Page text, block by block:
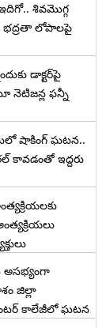
శివమొగ్గ
భద్రతా లోపాలపై
డాక్టర్‌పై
నెటిజన్ల ఫన్నీ
షాకింగ్ ఘటన..
కావడంతో ఇద్దరు
అసభ్యంగా
జిల్లా
కాలేజీలో ఘటన